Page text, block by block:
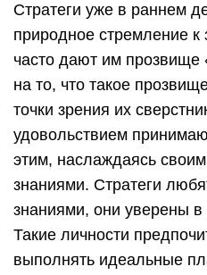
Стратеги уже в раннем
природное стремление к
часто дают им прозвище
на то, что такое
точки зрения их
удовольствием
этим, наслаждаясь
знаниями. Стратеги
знаниями, они уверены в
Такие личности
выполнять идеальные